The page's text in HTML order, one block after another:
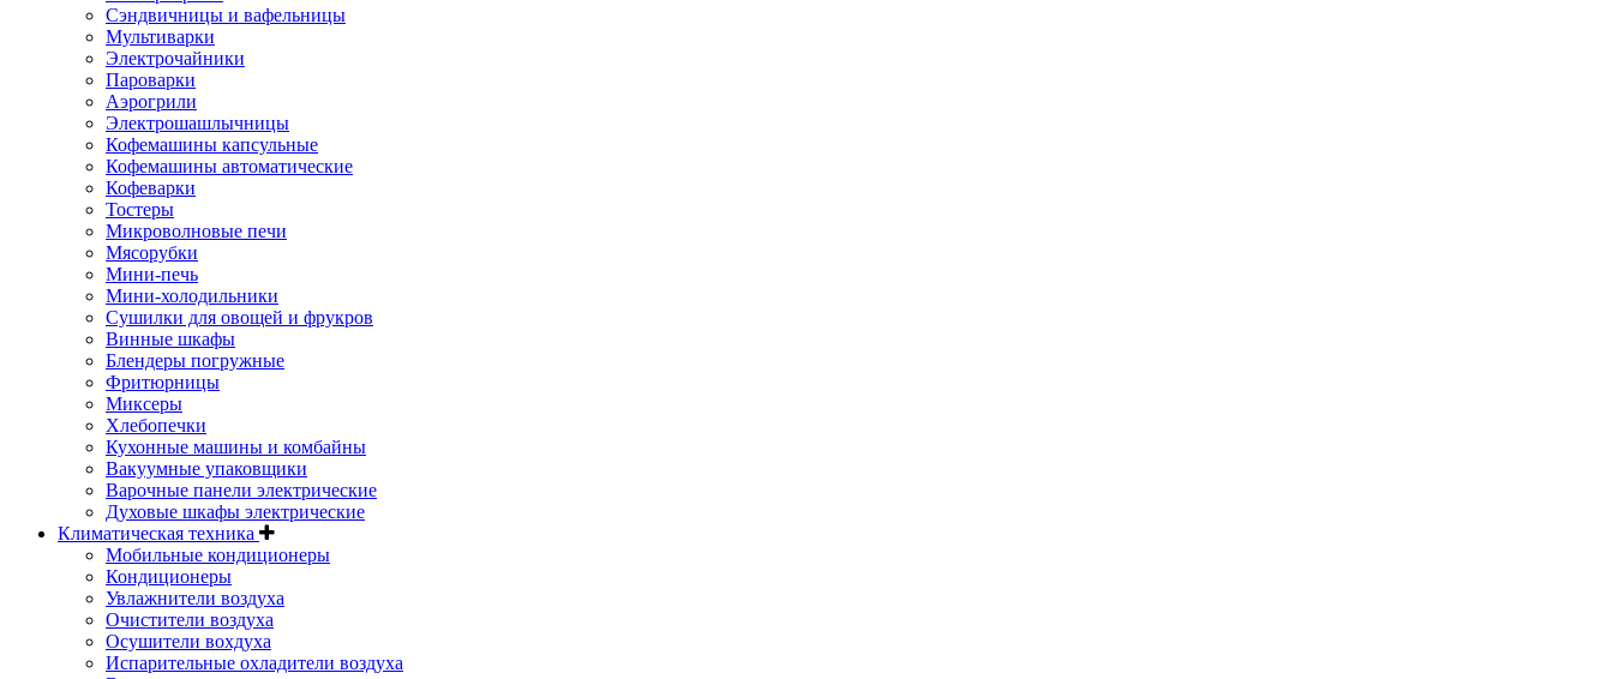
Сэндвичницы и вафельницы
Мультиварки
Электрочайники
Пароварки
Аэрогрили
Электрошашлычницы
Кофемашины капсульные
Кофемашины автоматические
Кофеварки
Тостеры
Микроволновые печи
Мясорубки
Мини-печь
Мини-холодильники
Сушилки для овощей и фрукров
Винные шкафы
Блендеры погружные
Фритюрницы
Миксеры
Хлебопечки
Кухонные машины и комбайны
Вакуумные упаковщики
Варочные панели электрические
Духовые шкафы электрические
Климатическая техника
Мобильные кондиционеры
Кондиционеры
Увлажнители воздуха
Очистители воздуха
Осушители вохдуха
Испарительные охладители воздуха